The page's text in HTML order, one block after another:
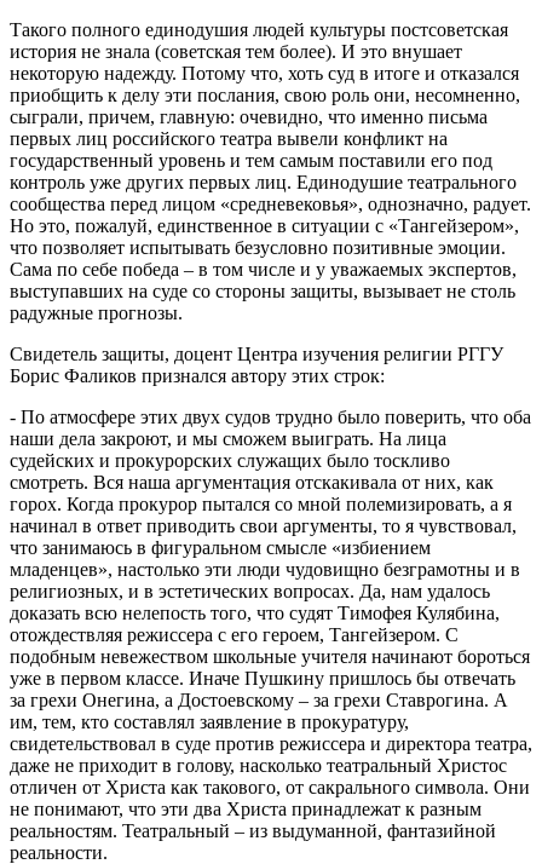
Такого полного единодушия людей культуры постсоветская
история не знала (советская тем более). И это внушает
некоторую надежду. Потому что, хоть суд в итоге и отказался
приобщить к делу эти послания, свою роль они, несомненно,
сыграли, причем, главную: очевидно, что именно письма
первых лиц российского театра вывели конфликт на
государственный уровень и тем самым поставили его под
контроль уже других первых лиц. Единодушие театрального
сообщества перед лицом «средневековья», однозначно, радует.
Но это, пожалуй, единственное в ситуации с «Тангейзером»,
что позволяет испытывать безусловно позитивные эмоции.
Сама по себе победа – в том числе и у уважаемых экспертов,
выступавших на суде со стороны защиты, вызывает не столь
радужные прогнозы.
Свидетель защиты, доцент Центра изучения религии РГГУ
Борис Фаликов признался автору этих строк:
- По атмосфере этих двух судов трудно было поверить, что оба
наши дела закроют, и мы сможем выиграть. На лица
судейских и прокурорских служащих было тоскливо
смотреть. Вся наша аргументация отскакивала от них, как
горох. Когда прокурор пытался со мной полемизировать, а я
начинал в ответ приводить свои аргументы, то я чувствовал,
что занимаюсь в фигуральном смысле «избиением
младенцев», настолько эти люди чудовищно безграмотны и в
религиозных, и в эстетических вопросах. Да, нам удалось
доказать всю нелепость того, что судят Тимофея Кулябина,
отождествляя режиссера с его героем, Тангейзером. С
подобным невежеством школьные учителя начинают бороться
уже в первом классе. Иначе Пушкину пришлось бы отвечать
за грехи Онегина, а Достоевскому – за грехи Ставрогина. А
им, тем, кто составлял заявление в прокуратуру,
свидетельствовал в суде против режиссера и директора театра,
даже не приходит в голову, насколько театральный Христос
отличен от Христа как такового, от сакрального символа. Они
не понимают, что эти два Христа принадлежат к разным
реальностям. Театральный – из выдуманной, фантазийной
реальности.